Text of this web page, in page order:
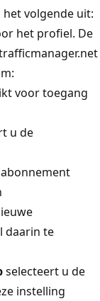
het volgende uit:
het profiel. De
voor toegang
u de
daarin te
selecteert u de
instelling